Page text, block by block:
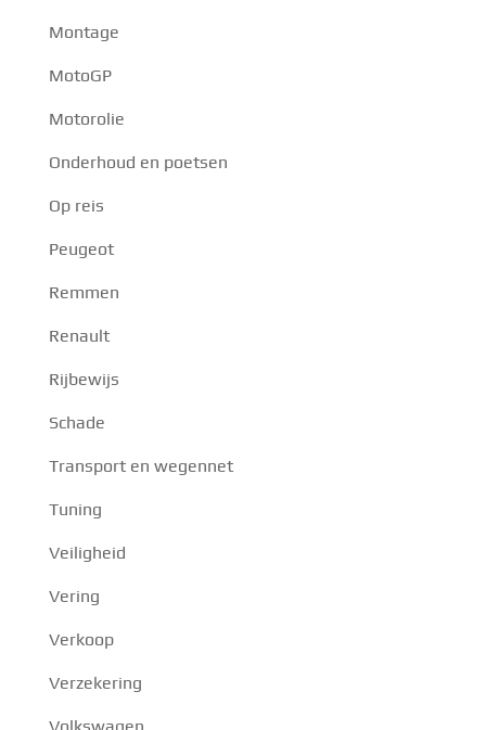
Montage
MotoGP
Motorolie
Onderhoud en poetsen
Op reis
Peugeot
Remmen
Renault
Rijbewijs
Schade
Transport en wegennet
Tuning
Veiligheid
Vering
Verkoop
Verzekering